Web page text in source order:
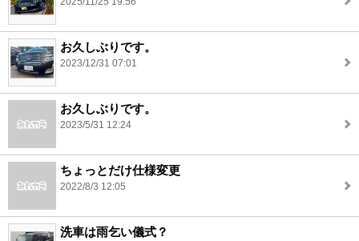
お久しぶりです。
2023/12/31 07:01
お久しぶりです。
2023/5/31 12:24
ちょっとだけ仕様変更
2022/8/3 12:05
洗車は雨乞い儀式？